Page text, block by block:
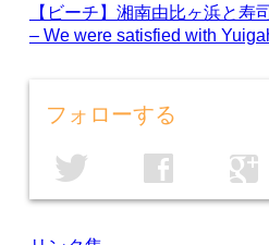
【ビーチ】湘南由比ヶ浜と寿
– We were satisfied with
フォローする
twitter facebook google